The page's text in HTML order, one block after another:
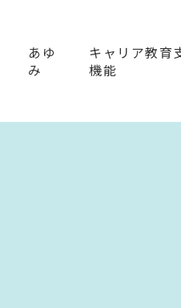
あゆ
み
キャリア教育
機能